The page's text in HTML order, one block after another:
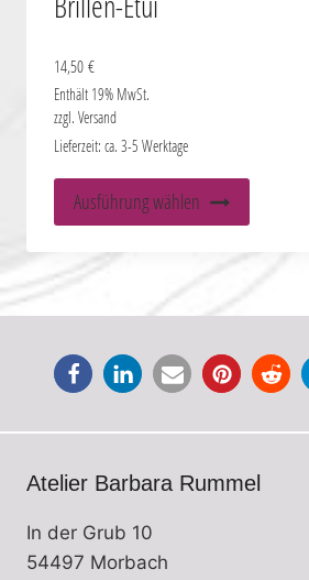
14,50 €
Enthält 19% MwSt.
zzgl. Versand
Lieferzeit: ca. 3-5 Werktage
Ausführung wählen
Produkt
weist
Varianten
Die
Optionen
können
der
Atelier Barbara Rummel
In der Grub 10
54497 Morbach